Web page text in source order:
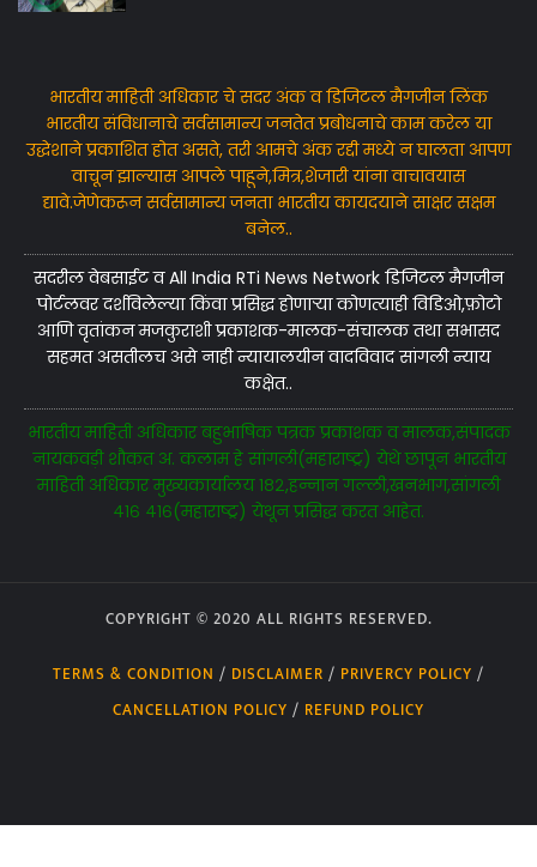
भारतीय माहिती अधिकार चे सदर अंक व डिजिटल मैगजीन लिंक
भारतीय संविधानाचे सर्वसामान्य जनतेत प्रबोधनाचे काम करेल या
उद्धेशाने प्रकाशित होत असते, तरी आमचे अंक रद्दी मध्ये न घालता आपण
वाचून झाल्यास आपले पाहूने,मित्र,शेजारी यांना वाचावयास
द्यावे.जेणेकरून सर्वसामान्य जनता भारतीय कायदयाने साक्षर सक्षम
बनेल..
सदरील वेबसाईट व All India RTi News Network डिजिटल मैगजीन
पोर्टलवर दर्शविलेल्या किंवा प्रसिद्ध होणाऱ्या कोणत्याही विडिओ,फ़ोटो
आणि वृतांकन मजकुराशी प्रकाशक-मालक-संचालक तथा सभासद
सहमत असतीलच असे नाही न्यायालयीन वादविवाद सांगली न्याय
कक्षेत..
भारतीय माहिती अधिकार बहुभाषिक पत्रक प्रकाशक व मालक,संपादक
नायकवड़ी शौकत अ. कलाम हे सांगली(महाराष्ट्र) येथे छापून भारतीय
माहिती अधिकार मुख्यकार्यालय १८२,हन्नान गल्ली,खनभाग,सांगली
४१६ ४१६(महाराष्ट्र) येथून प्रसिद्ध करत आहेत.
COPYRIGHT © 2020 ALL RIGHTS RESERVED.
TERMS & CONDITION / DISCLAIMER / PRIVERCY POLICY /
CANCELLATION POLICY / REFUND POLICY